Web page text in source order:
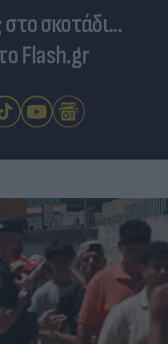
στο σκοτάδι...
Flash.gr